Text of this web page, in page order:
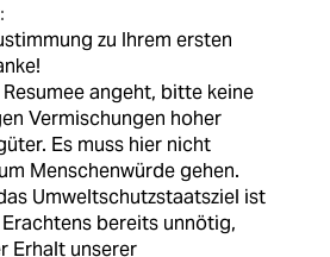
zu Ihrem ersten
Resumee angeht, bitte keine
Vermischungen hoher
Es muss hier nicht
Menschenwürde gehen.
Umweltschutzstaatsziel ist
bereits unnötig,
Erhalt unserer